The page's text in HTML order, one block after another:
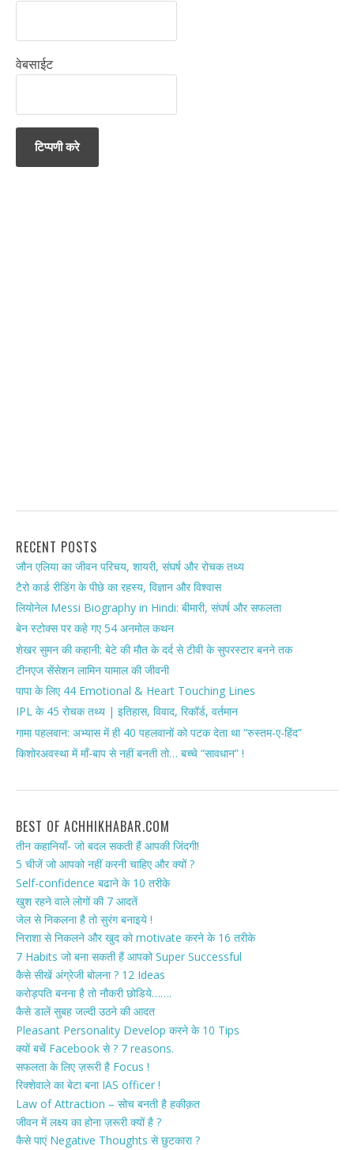
वेबसाईट
RECENT POSTS
जौन एलिया का जीवन परिचय, शायरी, संघर्ष और रोचक तथ्य
टैरो कार्ड रीडिंग के पीछे का रहस्य, विज्ञान और विश्वास
लियोनेल Messi Biography in Hindi: बीमारी, संघर्ष और सफलता
बेन स्टोक्स पर कहे गए 54 अनमोल कथन
शेखर सुमन की कहानी: बेटे की मौत के दर्द से टीवी के सुपरस्टार बनने तक
टीनएज सेंसेशन लामिन यामाल की जीवनी
पापा के लिए 44 Emotional & Heart Touching Lines
IPL के 45 रोचक तथ्य | इतिहास, विवाद, रिकॉर्ड, वर्तमान
गामा पहलवान: अभ्यास में ही 40 पहलवानों को पटक देता था “रुस्तम-ए-हिंद”
किशोरअवस्था में माँ-बाप से नहीं बनती तो… बच्चे “सावधान” !
BEST OF ACHHIKHABAR.COM
तीन कहानियाँ- जो बदल सकती हैं आपकी जिंदगी!
5 चीजें जो आपको नहीं करनी चाहिए और क्यों ?
Self-confidence बढाने के 10 तरीके
खुश रहने वाले लोगों की 7 आदतें
जेल से निकलना है तो सुरंग बनाइये !
निराशा से निकलने और खुद को motivate करने के 16 तरीके
7 Habits जो बना सकती हैं आपको Super Successful
कैसे सीखें अंग्रेजी बोलना ? 12 Ideas
करोड़पति बनना है तो नौकरी छोडिये…….
कैसे डालें सुबह जल्दी उठने की आदत
Pleasant Personality Develop करने के 10 Tips
क्यों बचें Facebook से ? 7 reasons.
सफलता के लिए ज़रूरी है Focus !
रिक्शेवाले का बेटा बना IAS officer !
Law of Attraction – सोच बनती है हकीक़त
जीवन में लक्ष्य का होना ज़रूरी क्यों है ?
कैसे पाएं Negative Thoughts से छुटकारा ?